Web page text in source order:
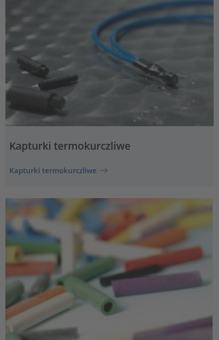
Kapturki termokurczliwe
Kapturki termokurczliwe